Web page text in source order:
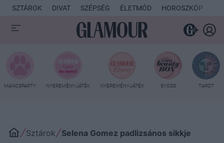
SZTÁROK DIVAT SZÉPSÉG ÉLETMÓD HOROSZKÓP
MANCSPARTY NYEREMÉNYJÁTÉK NYEREMÉNYJÁTÉK SYOSS TAROT
Sztárok Selena Gomez padlizsános sikkje